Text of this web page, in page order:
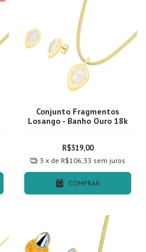
Conjunto Fragmentos
Losango - Banho Ouro 18k
R$319,00
3 x de R$106,33 sem juros
COMPRAR